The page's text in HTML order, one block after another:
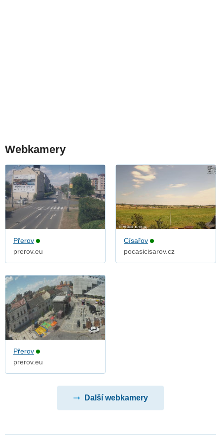
Webkamery
Přerov
prerov.eu
Císařov
pocasicisarov.cz
Přerov
prerov.eu
Další webkamery